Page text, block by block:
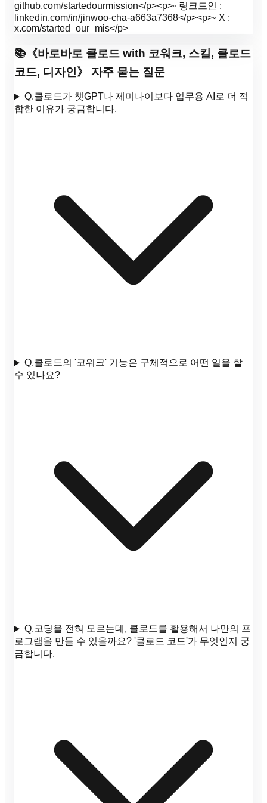
github.com/startedourmission</p><p>◦ 링크드인 :
linkedin.com/in/jinwoo-cha-a663a7368</p><p>◦ X :
x.com/started_our_mis</p>
📚 《바로바로 클로드 with 코워크, 스킬, 클로드
코드, 디자인》 자주 묻는 질문
Q.클로드가 챗GPT나 제미나이보다 업무용 AI로 더 적
합한 이유가 궁금합니다.
Q.클로드의 '코워크' 기능은 구체적으로 어떤 일을 할
수 있나요?
Q.코딩을 전혀 모르는데, 클로드를 활용해서 나만의 프
로그램을 만들 수 있을까요? '클로드 코드'가 무엇인지 궁
금합니다.